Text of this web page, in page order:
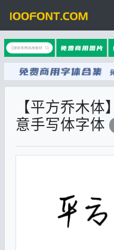
【平方乔木
意手写体字体